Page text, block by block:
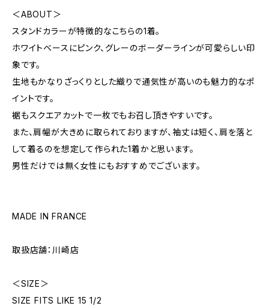
＜ABOUT＞
スタンドカラーが特徴的なこちらの1着。
ホワイトベースにピンク、グレーのボーダーラインが可愛らしい印
象です。
生地もかなりざっくりとした織りで通気性が高いのも魅力的なポ
イントです。
裾もスクエアカットで一枚でもお召し頂きやすいです。
また、肩幅が大きめに取られておりますが、袖丈は短く、肩を落と
して着るのを想定して作られた1着かと思います。
男性だけでは無く女性にもおすすめでございます。
MADE IN FRANCE
取扱店舗：川崎店
＜SIZE＞
SIZE FITS LIKE 15 1/2